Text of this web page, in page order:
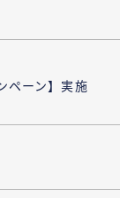
ペーン】実施